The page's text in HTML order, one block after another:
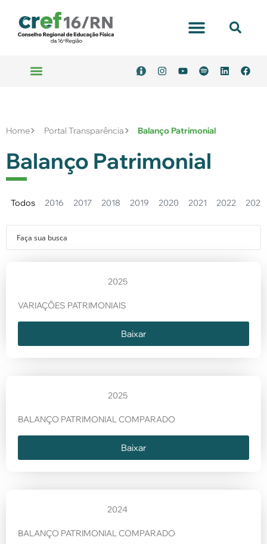
Home Portal Transparência Balanço Patrimonial
Balanço Patrimonial
2016 2017 2018 2019 2020 2021 2022 2023
Todos
2025
VARIAÇÕES PATRIMONIAIS
Baixar
2025
BALANÇO PATRIMONIAL COMPARADO
Baixar
2024
BALANÇO PATRIMONIAL COMPARADO